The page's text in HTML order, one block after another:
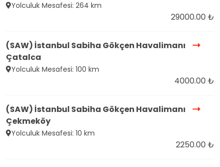
Yolculuk Mesafesi: 264 km
29000.00 ₺
(SAW) İstanbul Sabiha Gökçen Havalimanı
Çatalca
Yolculuk Mesafesi: 100 km
4000.00 ₺
(SAW) İstanbul Sabiha Gökçen Havalimanı
Çekmeköy
Yolculuk Mesafesi: 10 km
2250.00 ₺